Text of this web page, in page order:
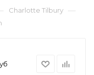
Charlotte Tilbury —